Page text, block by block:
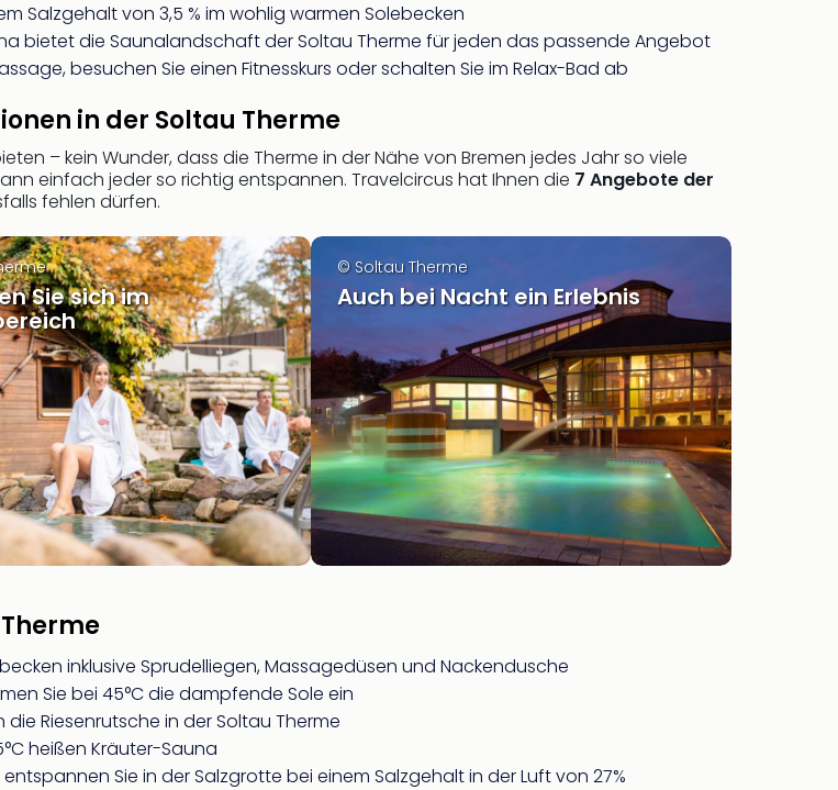
Salzgehalt von 3,5 % im wohlig warmen Solebecken
bietet die Saunalandschaft der Soltau Therme für jeden das passende Angebot
besuchen Sie einen Fitnesskurs oder schalten Sie im Relax-Bad ab
in der Soltau Therme
– kein Wunder, dass die Therme in der Nähe von Bremen jedes Jahr so viele
einfach jeder so richtig entspannen. Travelcircus hat Ihnen die 7 Angebote der
fehlen dürfen.
Sie sich im
© Soltau Therme
Auch bei Nacht ein Erlebnis
inklusive Sprudelliegen, Massagedüsen und Nackendusche
Sie bei 45°C die dampfende Sole ein
Riesenrutsche in der Soltau Therme
heißen Kräuter-Sauna
Sie in der Salzgrotte bei einem Salzgehalt in der Luft von 27%